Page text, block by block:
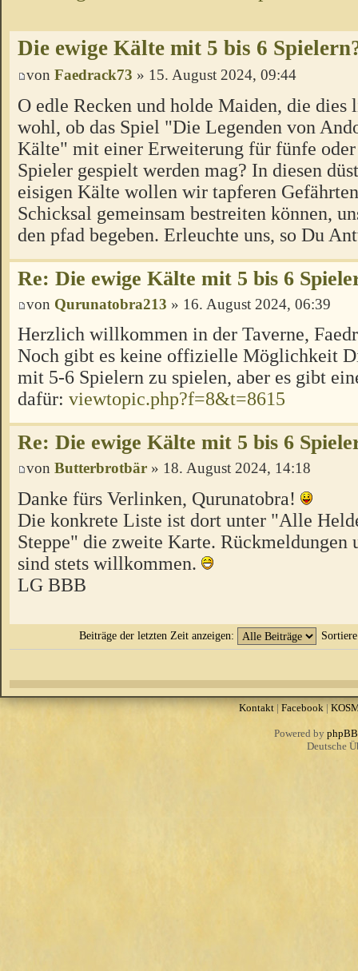
Die ewige Kälte mit 5 bis 6
von Faedrack73 » 15. August 2024, 09:44
O edle Recken und holde Maiden, die dies
wohl, ob das Spiel "Die Legenden von
Kälte" mit einer Erweiterung für fünfe oder
Spieler gespielt werden mag? In diesen
eisigen Kälte wollen wir tapferen
Schicksal gemeinsam bestreiten können,
den pfad begeben. Erleuchte uns, so Du
Re: Die ewige Kälte mit 5 bis 6
von Qurunatobra213 » 16. August 2024, 06:39
Herzlich willkommen in der Taverne,
Noch gibt es keine offizielle Möglichkeit
mit 5-6 Spielern zu spielen, aber es gibt
dafür: viewtopic.php?f=8&t=8615
Re: Die ewige Kälte mit 5 bis 6
von Butterbrotbär » 18. August 2024, 14:18
Danke fürs Verlinken, Qurunatobra!
Die konkrete Liste ist dort unter "Alle
Steppe" die zweite Karte. Rückmeldungen
sind stets willkommen.
LG BBB
Beiträge der letzten Zeit anzeigen:
Kontakt|Facebook|
Powered by phpBB
Deutsche